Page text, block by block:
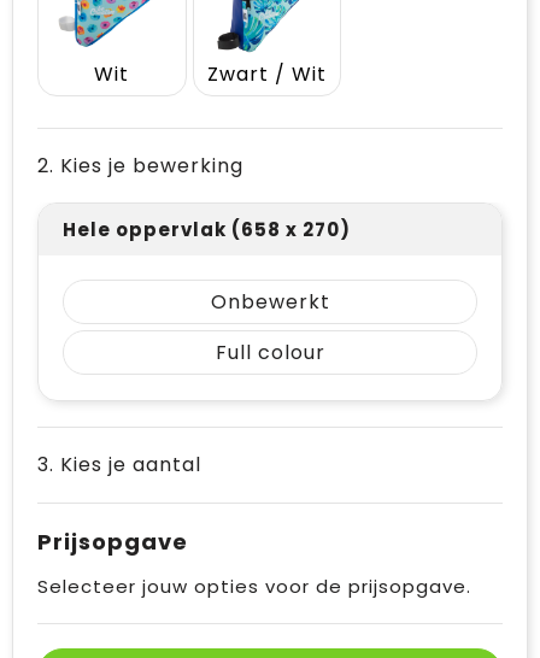
Wit Zwart / Wit
2. Kies je bewerking
Hele oppervlak (658 x 270)
Onbewerkt
Full colour
3. Kies je aantal
Prijsopgave
Selecteer jouw opties voor de prijsopgave.